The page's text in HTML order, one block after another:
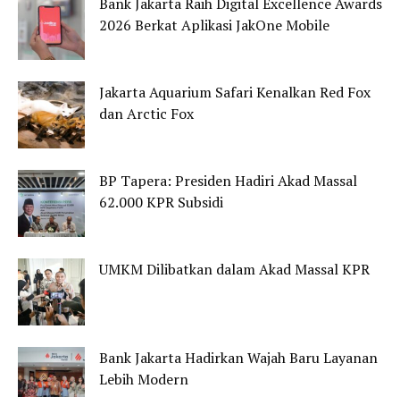
2026 Berkat Aplikasi JakOne Mobile
Jakarta Aquarium Safari Kenalkan Red Fox
dan Arctic Fox
BP Tapera: Presiden Hadiri Akad Massal
62.000 KPR Subsidi
UMKM Dilibatkan dalam Akad Massal KPR
Bank Jakarta Hadirkan Wajah Baru Layanan
Lebih Modern